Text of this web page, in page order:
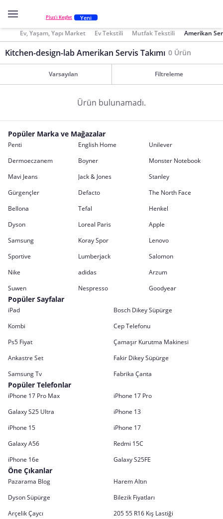
Plus'ı Keşfet Yeni
Ev, Yaşam, Yapı Market Ev Tekstili Mutfak Tekstili Amerikan
Kitchen-design-lab Amerikan Servis Takımı 0 Ürün
Varsayılan Filtreleme
Ürün bulunamadı.
Popüler Marka ve Mağazalar
Penti English Home
Unilever
Dermoeczanem
Boyner
Monster Notebook
Mavi Jeans
Jack & Jones
Stanley
Gürgençler
Defacto
The North Face
Bellona
Tefal
Henkel
Dyson
Loreal Paris
Apple
Samsung
Koray Spor
Lenovo
Sportive
Lumberjack
Salomon
Nike
adidas
Arzum
Suwen
Nespresso Goodyear
Popüler Sayfalar
iPad
Bosch Dikey Süpürge
Kombi
Cep Telefonu
Ps5 Fiyat
Çamaşır Kurutma Makinesi
Ankastre Set
Fakir Dikey Süpürge
Samsung Tv
Fabrika Çanta
Popüler Telefonlar
iPhone 17 Pro Max
iPhone 17 Pro
Galaxy S25 Ultra
iPhone 13
iPhone 15
iPhone 17
Galaxy A56
Redmi 15C
iPhone 16e
Galaxy S25FE
Öne Çıkanlar
Pazarama Blog
Harem Altın
Dyson Süpürge
Bilezik Fiyatları
Arçelik Çaycı
205 55 R16 Kış Lastiği